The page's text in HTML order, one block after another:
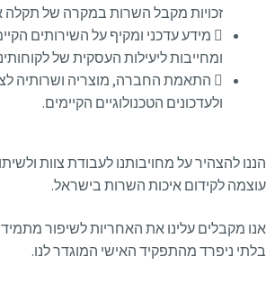
זכויות מקבל השרות במקרה של תקלה
מידע עדכני ומקיף על השירותים
ומחייבות ליעילות העסקית של
התאמת החברה, מוצריה ושרותיה
ולעדכונים הטכנולוגיים הקיימים.
הננו להצהיר על מחויבותנו לעבודת צוות
עוצמה לקידום איכות השרות בישראל.
אנו מקבלים עלינו את האחריות לשיפור
בלתי ניפרד מהתפקיד האישי המוגדר לנו.